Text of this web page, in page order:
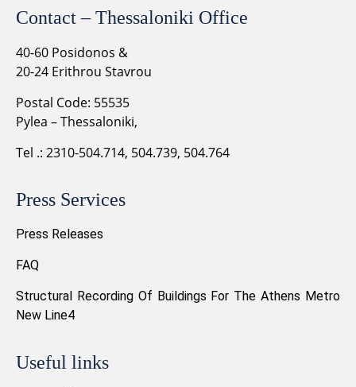
Contact – Thessaloniki Office
40-60 Posidonos &
20-24 Erithrou Stavrou
Postal Code: 55535
Pylea – Thessaloniki,
Tel .: 2310-504.714, 504.739, 504.764
Press Services
Press Releases
FAQ
Structural Recording Of Buildings For The Athens Metro
New Line4
Useful links